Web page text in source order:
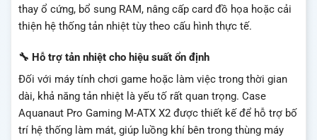
thay ổ cứng, bổ sung RAM, nâng cấp card đồ họa hoặc cải
thiện hệ thống tản nhiệt tùy theo cấu hình thực tế.
🔧 Hỗ trợ tản nhiệt cho hiệu suất ổn định
Đối với máy tính chơi game hoặc làm việc trong thời gian
dài, khả năng tản nhiệt là yếu tố rất quan trọng. Case
Aquanaut Pro Gaming M-ATX X2 được thiết kế để hỗ trợ bố
trí hệ thống làm mát, giúp luồng khí bên trong thùng máy